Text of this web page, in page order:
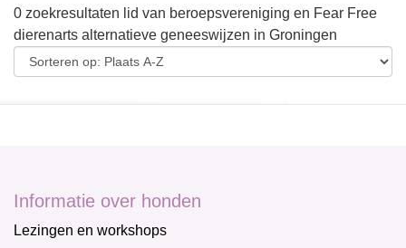
0 zoekresultaten lid van beroepsvereniging en Fear Free
dierenarts alternatieve geneeswijzen in Groningen
Informatie over honden
Lezingen en workshops